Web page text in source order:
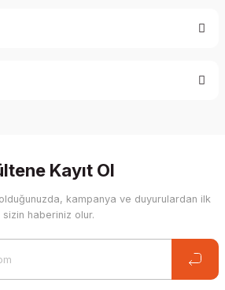
Kayıt Ol
kampanya ve duyurulardan ilk
sizin haberiniz olur.